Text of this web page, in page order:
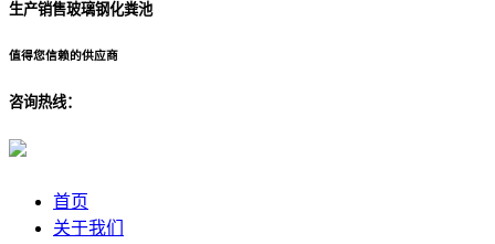
生产销售玻璃钢化粪池
值得您信赖的供应商
咨询热线：
首页
关于我们